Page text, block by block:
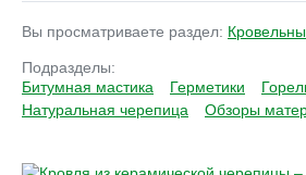
Вы просматриваете раздел:
Подразделы:
Битумная мастика
Герметики
Натуральная черепица
Обзоры